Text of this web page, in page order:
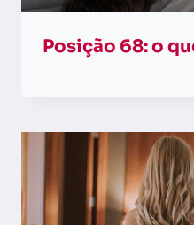
Posição 68: o